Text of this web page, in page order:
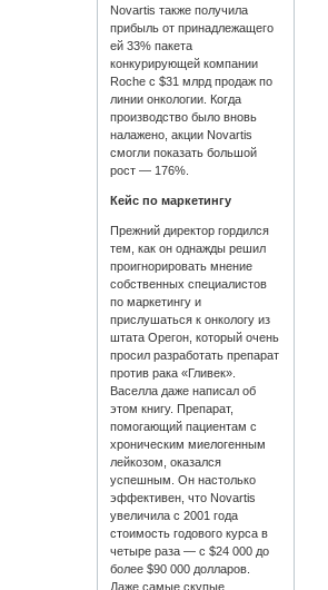
Novartis также получила
прибыль от принадлежащего
ей 33% пакета
конкурирующей компании
Roche с $31 млрд продаж по
линии онкологии. Когда
производство было вновь
налажено, акции Novartis
смогли показать большой
рост — 176%.
Кейс по маркетингу
Прежний директор гордился
тем, как он однажды решил
проигнорировать мнение
собственных специалистов
по маркетингу и
прислушаться к онкологу из
штата Орегон, который очень
просил разработать препарат
против рака «Гливек».
Васелла даже написал об
этом книгу. Препарат,
помогающий пациентам с
хроническим миелогенным
лейкозом, оказался
успешным. Он настолько
эффективен, что Novartis
увеличила с 2001 года
стоимость годового курса в
четыре раза — с $24 000 до
более $90 000 долларов.
Даже самые скупые